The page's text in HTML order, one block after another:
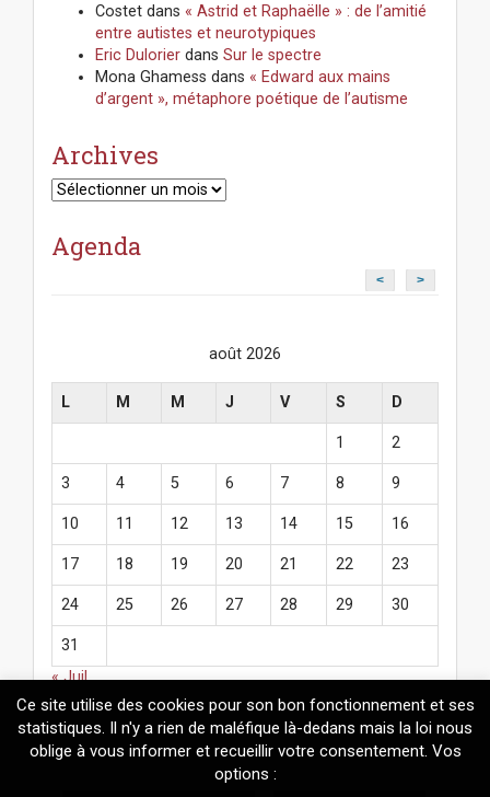
Costet dans « Astrid et Raphaëlle » : de l’amitié
entre autistes et neurotypiques
Eric Dulorier dans Sur le spectre
Mona Ghamess dans « Edward aux mains
d’argent », métaphore poétique de l’autisme
Archives
Archives
Agenda
< >
août 2026
L M M J V S D
1 2
3 4 5 6 7 8 9
10 11 12 13 14 15 16
17 18 19 20 21 22 23
24 25 26 27 28 29 30
31
« Juil
Ce site utilise des cookies pour son bon fonctionnement et ses
statistiques. Il n'y a rien de maléfique là-dedans mais la loi nous
oblige à vous informer et recueillir votre consentement. Vos
options :